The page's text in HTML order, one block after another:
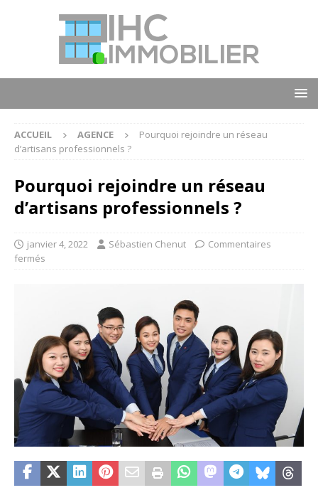
ACCUEIL AGENCE
Pourquoi rejoindre un réseau
d’artisans professionnels ?
Pourquoi rejoindre un réseau
d’artisans professionnels ?
janvier 4, 2022 Sébastien Chenut
Commentaires
fermés